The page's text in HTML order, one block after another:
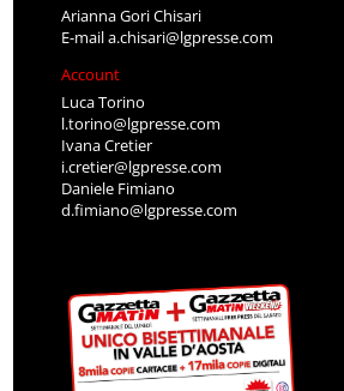
Arianna Gori Chisari
E-maila.chisari@lgpresse.com
Account
Luca Torino
l.torino@lgpresse.com
Ivana Cretier
i.cretier@lgpresse.com
Daniele Fimiano
d.fimiano@lgpresse.com